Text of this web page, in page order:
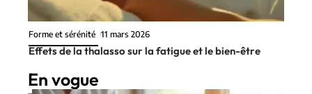
Forme et sérénité 11 mars 2026
Effets de la thalasso sur la fatigue et le bien-être
En vogue